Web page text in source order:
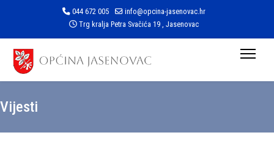
044 672 005
info@opcina-jasenovac.hr
Trg kralja Petra Svačića 19 , Jasenovac
Vijesti